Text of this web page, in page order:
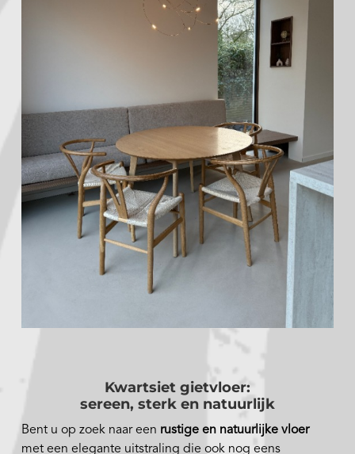
Kwartsiet gietvloer:
sereen, sterk en natuurlijk
Bent u op zoek naar een rustige en natuurlijke vloer
met een elegante uitstraling die ook nog eens